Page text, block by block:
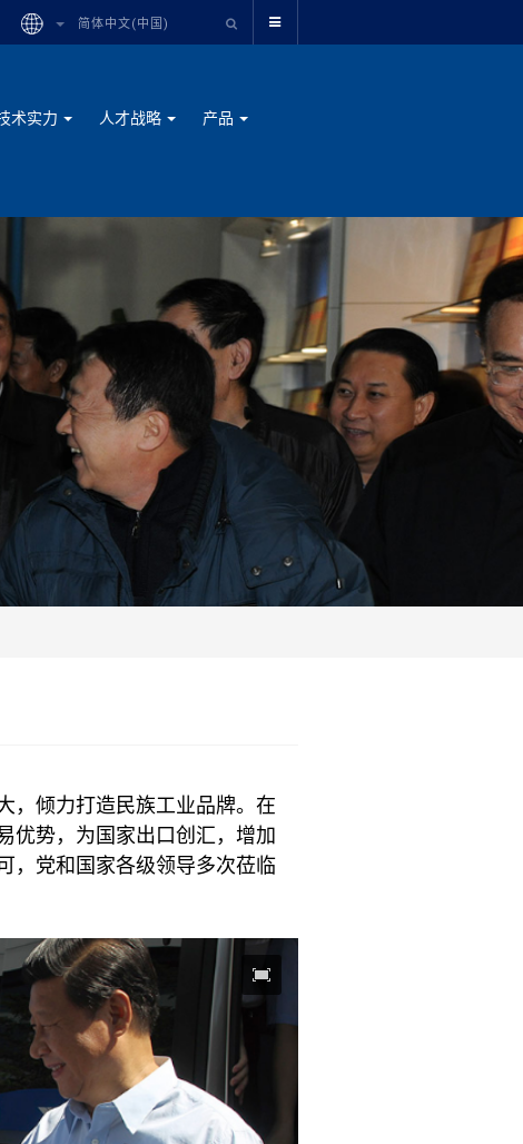
简体中文(中国)
术实力 人才战略 产品
， 倾力打造民族工业品牌。 在
优势， 为国家出口创 汇， 增加
， 党和 国家各级领导多次莅临